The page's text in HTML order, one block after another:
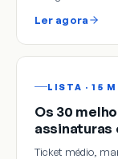
Ler agora
LISTA · 15
Os 30
assinaturas
Ticket médio,